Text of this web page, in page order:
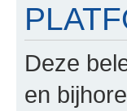
Deze
en